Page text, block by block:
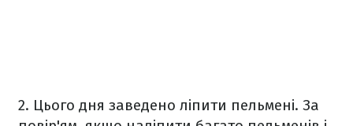
2. Цього дня заведено ліпити пельмені. За